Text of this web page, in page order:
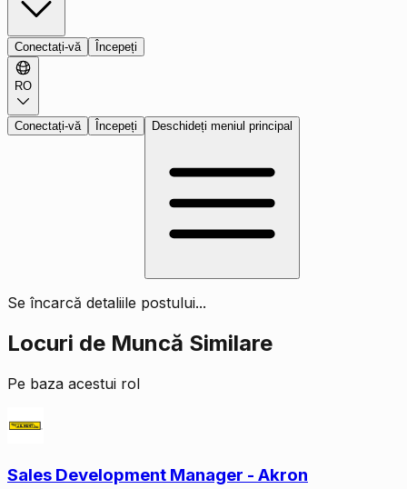
Conectați-vă Începeți
RO
Conectați-vă Începeți Deschideți meniul principal
Se încarcă detaliile postului...
Locuri de Muncă Similare
Pe baza acestui rol
Sales Development Manager - Akron